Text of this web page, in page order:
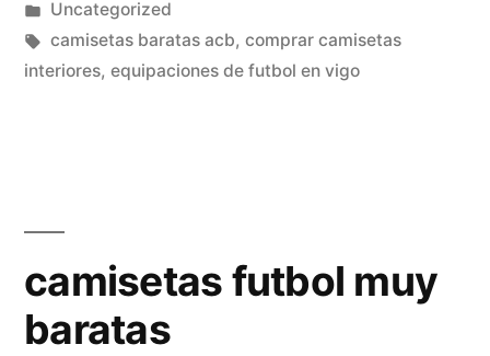
por
Publicado
en
Uncategorized
Etiquetas:
camisetas baratas acb, comprar camisetas
interiores, equipaciones de futbol en vigo
camisetas futbol muy
baratas